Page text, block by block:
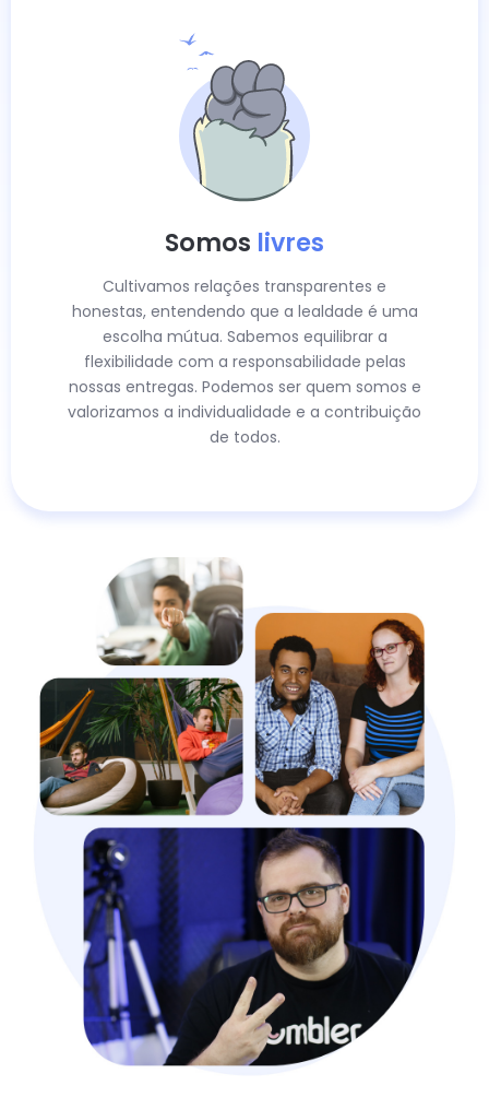
Somos livres
Cultivamos relações transparentes e
honestas, entendendo que a lealdade é uma
escolha mútua. Sabemos equilibrar a
flexibilidade com a responsabilidade pelas
nossas entregas. Podemos ser quem somos e
valorizamos a individualidade e a contribuição
de todos.